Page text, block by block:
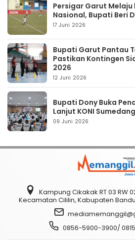
Persigar Garut Melaju
Nasional, Bupati Beri
17 Juni 2026
Bupati Garut Pantau
Pastikan Kontingen
2026
12 Juni 2026
Bupati Dony Buka
Lanjut KONI
09 Juni 2026
Kampung Cikakak RT 03 RW
Kecamatan Cililin, Kabupaten
0856-5900-3900/